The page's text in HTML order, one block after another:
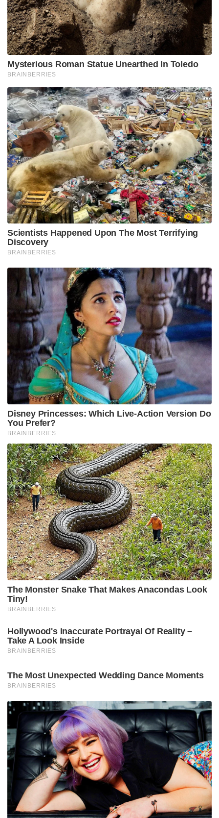
Mysterious Roman Statue Unearthed In Toledo
BRAINBERRIES
Scientists Happened Upon The Most Terrifying
Discovery
BRAINBERRIES
Disney Princesses: Which Live-Action Version Do
You Prefer?
BRAINBERRIES
The Monster Snake That Makes Anacondas Look
Tiny!
BRAINBERRIES
Hollywood's Inaccurate Portrayal Of Reality –
Take A Look Inside
BRAINBERRIES
The Most Unexpected Wedding Dance Moments
BRAINBERRIES